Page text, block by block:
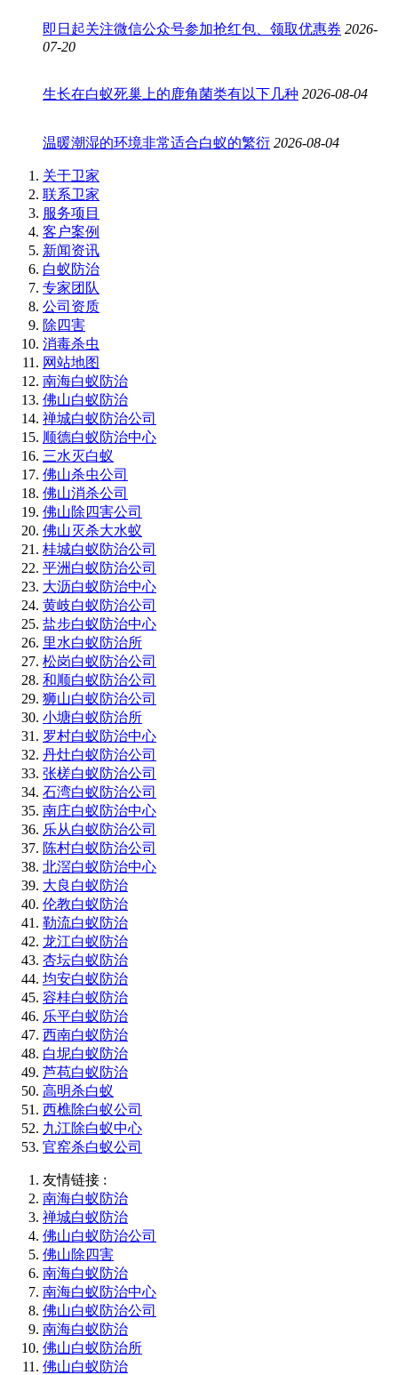
即日起关注微信公众号参加抢红包、领取优惠券 2026-
07-20
生长在白蚁死巢上的鹿角菌类有以下几种 2026-08-04
温暖潮湿的环境非常适合白蚁的繁衍 2026-08-04
关于卫家
联系卫家
服务项目
客户案例
新闻资讯
白蚁防治
专家团队
公司资质
除四害
消毒杀虫
网站地图
南海白蚁防治
佛山白蚁防治
禅城白蚁防治公司
顺德白蚁防治中心
三水灭白蚁
佛山杀虫公司
佛山消杀公司
佛山除四害公司
佛山灭杀大水蚁
桂城白蚁防治公司
平洲白蚁防治公司
大沥白蚁防治中心
黄岐白蚁防治公司
盐步白蚁防治中心
里水白蚁防治所
松岗白蚁防治公司
和顺白蚁防治公司
狮山白蚁防治公司
小塘白蚁防治所
罗村白蚁防治中心
丹灶白蚁防治公司
张槎白蚁防治公司
石湾白蚁防治公司
南庄白蚁防治中心
乐从白蚁防治公司
陈村白蚁防治公司
北滘白蚁防治中心
大良白蚁防治
伦教白蚁防治
勒流白蚁防治
龙江白蚁防治
杏坛白蚁防治
均安白蚁防治
容桂白蚁防治
乐平白蚁防治
西南白蚁防治
白坭白蚁防治
芦苞白蚁防治
高明杀白蚁
西樵除白蚁公司
九江除白蚁中心
官窑杀白蚁公司
友情链接 :
南海白蚁防治
禅城白蚁防治
佛山白蚁防治公司
佛山除四害
南海白蚁防治
南海白蚁防治中心
佛山白蚁防治公司
南海白蚁防治
佛山白蚁防治所
佛山白蚁防治